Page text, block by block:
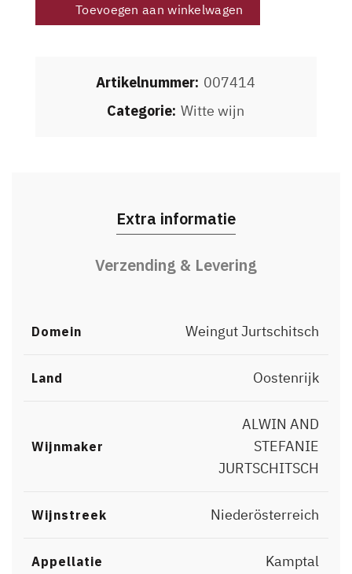
Toevoegen aan winkelwagen
Artikelnummer: 007414
Categorie: Witte wijn
Extra informatie
Verzending & Levering
Domein Weingut Jurtschitsch
Land Oostenrijk
Wijnmaker
ALWIN AND
STEFANIE
JURTSCHITSCH
Wijnstreek Niederösterreich
Appellatie Kamptal